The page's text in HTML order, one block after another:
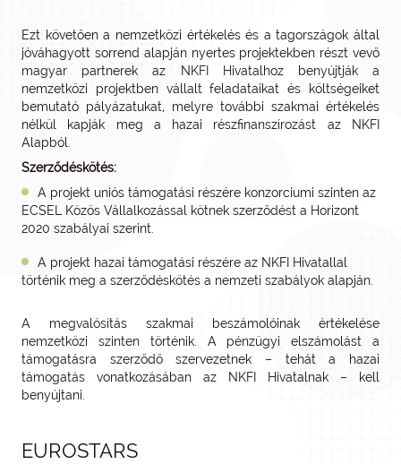
Ezt követően a nemzetközi értékelés és a tagországok által
jóváhagyott sorrend alapján nyertes projektekben részt vevő
magyar partnerek az NKFI Hivatalhoz benyújtják a
nemzetközi projektben vállalt feladataikat és költségeiket
bemutató pályázatukat, melyre további szakmai értékelés
nélkül kapják meg a hazai részfinanszírozást az NKFI
Alapból.
Szerződéskötés:
A projekt uniós támogatási részére konzorciumi szinten az
ECSEL Közös Vállalkozással kötnek szerződést a Horizont
2020 szabályai szerint.
A projekt hazai támogatási részére az NKFI Hivatallal
történik meg a szerződéskötés a nemzeti szabályok alapján.
A megvalósítás szakmai beszámolóinak értékelése
nemzetközi szinten történik. A pénzügyi elszámolást a
támogatásra szerződő szervezetnek – tehát a hazai
támogatás vonatkozásában az NKFI Hivatalnak – kell
benyújtani.
EUROSTARS